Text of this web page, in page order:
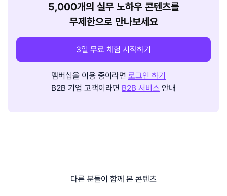
5,000개의 실무 노하우 콘텐츠를
무제한으로 만나보세요
3일 무료 체험 시작하기
멤버십을 이용 중이라면 로그인 하기
B2B 기업 고객이라면 B2B 서비스 안내
다른 분들이 함께 본 콘텐츠